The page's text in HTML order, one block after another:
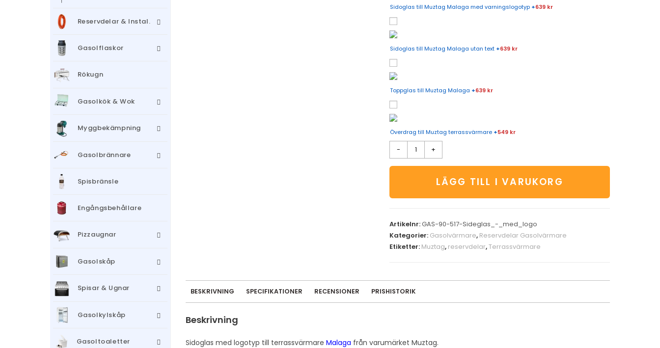
Sidoglas till Muztag Malaga med varningslogotyp +639 kr
Sidoglas till Muztag Malaga utan text +639 kr
Toppglas till Muztag Malaga +639 kr
Överdrag till Muztag terrassvärmare +549 kr
- +
LÄGG TILL I VARUKORG
Artikelnr:GAS-90-517-Sideglas_-_med_logo
Kategorier: Gasolvärmare, Reservdelar Gasolvärmare
Etiketter: Muztag, reservdelar,Terrassvärmare
BESKRIVNING SPECIFIKATIONER RECENSIONER PRISHISTORIK
Beskrivning
Sidoglas med logotyp till terrassvärmare Malaga från varumärket Muztag.
Reservdelar & Instal.
Gasolflaskor
Rökugn
Gasolkök & Wok
Myggbekämpning
Gasolbrännare
Spisbränsle
Engångsbehållare
Pizzaugnar
Gasolskåp
Spisar & Ugnar
Gasolkylskåp
Gasoltoaletter